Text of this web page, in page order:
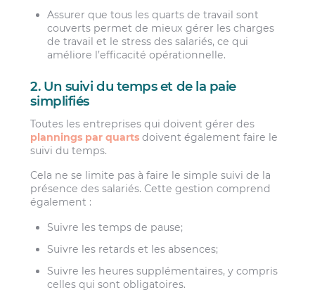
Assurer que tous les quarts de travail sont
couverts permet de mieux gérer les charges
de travail et le stress des salariés, ce qui
améliore l’efficacité opérationnelle.
2. Un suivi du temps et de la paie
simplifiés
Toutes les entreprises qui doivent gérer des
plannings par quarts doivent également faire le
suivi du temps.
Cela ne se limite pas à faire le simple suivi de la
présence des salariés. Cette gestion comprend
également :
Suivre les temps de pause;
Suivre les retards et les absences;
Suivre les heures supplémentaires, y compris
celles qui sont obligatoires.